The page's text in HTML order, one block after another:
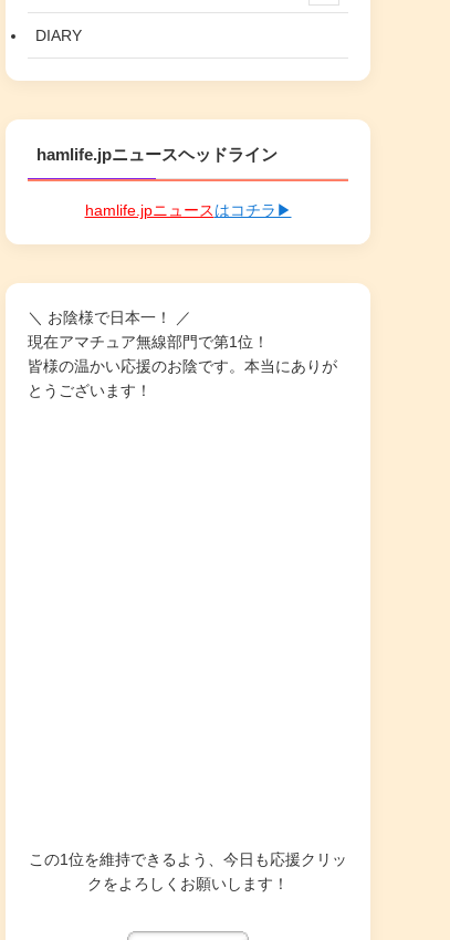
DIARY
hamlife.jpニュースヘッドライン
hamlife.jpニュースはコチラ▶
＼ お陰様で日本一！ ／
現在アマチュア無線部門で第1位！
皆様の温かい応援のお陰です。本当にありが
とうございます！
この1位を維持できるよう、今日も応援クリッ
クをよろしくお願いします！